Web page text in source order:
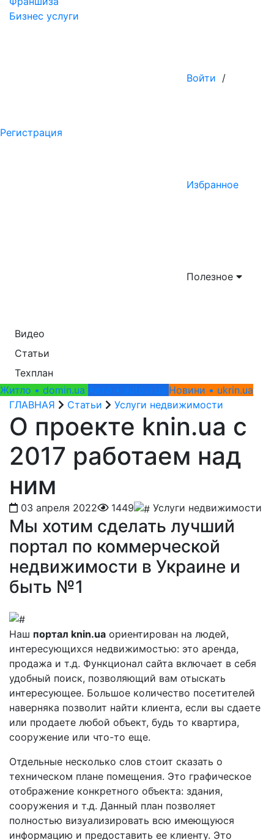
Бизнес услуги
Войти /
Регистрация
Избранное
Полезное
Видео
Статьи
Техплан
Житло • domin.ua Авто • autoin.ua Новини • ukrin.ua
ГЛАВНАЯ
Статьи Услуги недвижимости
О проекте knin.ua с
2017 работаем над
ним
03 апреля 2022 1449 Услуги недвижимости
Мы хотим сделать лучший
портал по коммерческой
недвижимости в Украине и
быть №1
Наш портал knin.ua ориентирован на людей,
интересующихся недвижимостью: это аренда,
продажа и т.д. Функционал сайта включает в себя
удобный поиск, позволяющий вам отыскать
интересующее. Большое количество посетителей
наверняка позволит найти клиента, если вы сдаете
или продаете любой объект, будь то квартира,
сооружение или что-то еще.
Отдельные несколько слов стоит сказать о
техническом плане помещения. Это графическое
отображение конкретного объекта: здания,
сооружения и т.д. Данный план позволяет
полностью визуализировать всю имеющуюся
информацию и предоставить ее клиенту. Это